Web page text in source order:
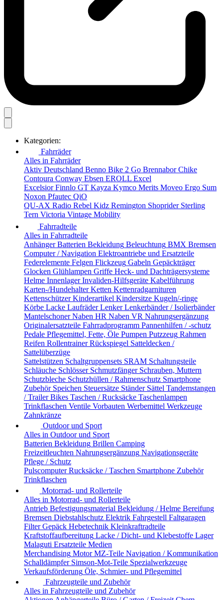
Kategorien:
Fahrräder
Alles in Fahrräder
Aktiv Deutschland Benno Bike 2 Go Brennabor Chike
Contoura Conway Ebsen EROLL Excel
Excelsior Finnlo GT Kayza Kymco Merits Moveo Ergo Sum
Noxon Pfautec QiO
QU-AX Radio Rebel Kidz Remington Shoprider Sterling
Tern Victoria Vintage Mobility
Fahrradteile
Alles in Fahrradteile
Anhänger Batterien Bekleidung Beleuchtung BMX Bremsen
Computer / Navigation Elektroantriebe und Ersatzteile
Federelemente Felgen Flickzeug Gabeln Gepäckträger
Glocken Glühlampen Griffe Heck- und Dachträgersysteme
Helme Innenlager Invaliden-Hilfsgeräte Kabelführung
Karten-/Hundehalter Ketten Kettenradgarnituren
Kettenschützer Kinderartikel Kindersitze Kugeln/-ringe
Körbe Lacke Laufräder Lenker Lenkerbänder / Isolierbänder
Mantelschoner Naben HR Naben VR Nahrungsergänzung
Originalersatzteile Fahrradprogramm Pannenhilfen / -schutz
Pedale Pflegemittel, Fette, Öle Pumpen Putzzeug Rahmen
Reifen Rollentrainer Rückspiegel Satteldecken /
Sattelüberzüge
Sattelstützen Schaltgruppensets SRAM Schaltungsteile
Schläuche Schlösser Schmutzfänger Schrauben, Muttern
Schutzbleche Schutzhüllen / Rahmenschutz Smartphone
Zubehör Speichen Steuersätze Ständer Sättel Tandemstangen
/ Trailer Bikes Taschen / Rucksäcke Taschenlampen
Trinkflaschen Ventile Vorbauten Werbemittel Werkzeuge
Zahnkränze
Outdoor und Sport
Alles in Outdoor und Sport
Batterien Bekleidung Brillen Camping
Freizeitleuchten Nahrungsergänzung Navigationsgeräte
Pflege / Schutz
Pulscomputer Rucksäcke / Taschen Smartphone Zubehör
Trinkflaschen
Motorrad- und Rollerteile
Alles in Motorrad- und Rollerteile
Antrieb Befestigungsmaterial Bekleidung / Helme Bereifung
Bremsen Diebstahlschutz Elektrik Fahrgestell Faltgaragen
Filter Gepäck Hebetechnik Kleinkraftradteile
Kraftstoffaufbereitung Lacke / Dicht- und Klebestoffe Lager
Malaguti Ersatzteile Medien
Merchandising Motor MZ-Teile Navigation / Kommunikation
Schalldämpfer Simson-Mot-Teile Spezialwerkzeuge
Verkaufsförderung Öle, Schmier- und Pflegemittel
Fahrzeugteile und Zubehör
Alles in Fahrzeugteile und Zubehör